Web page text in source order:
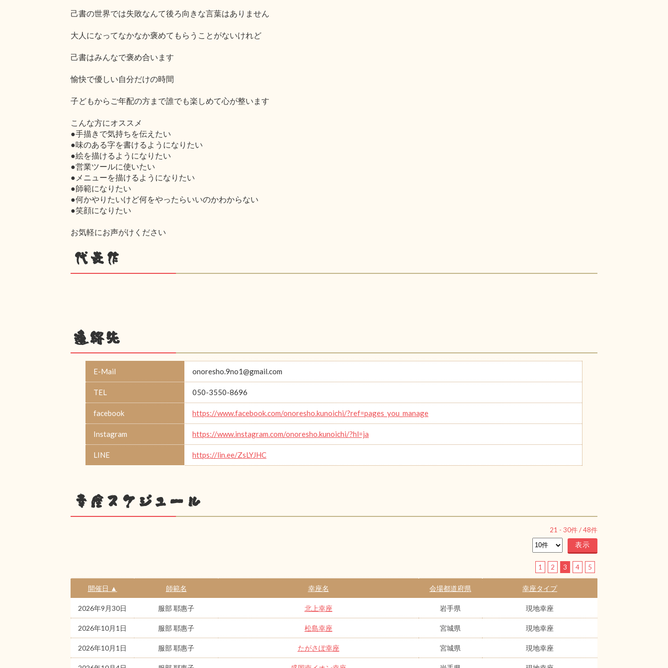
己書の世界では失敗なんて後ろ向きな言葉はありません
大人になってなかなか褒めてもらうことがないけれど
己書はみんなで褒め合います
愉快で優しい自分だけの時間
子どもからご年配の方まで誰でも楽しめて心が整います
こんな方にオススメ
●手描きで気持ちを伝えたい
●味のある字を書けるようになりたい
●絵を描けるようになりたい
●営業ツールに使いたい
●メニューを描けるようになりたい
●師範になりたい
●何かやりたいけど何をやったらいいのかわからない
●笑顔になりたい
お気軽にお声がけください
代表作
連絡先
E-Mail onoresho.9no1@gmail.com
TEL 050-3550-8696
facebook https://www.facebook.com/onoresho.kunoichi/?ref=pages_you_manage
Instagram https://www.instagram.com/onoresho.kunoichi/?hl=ja
LINE https://lin.ee/ZsLYJHC
幸座スケジュール
21 - 30件 /48件
1 2 3 4 5
開催日 ▲ 師範名 幸座名 会場都道府県 幸座タイプ
2026年9月30日 服部 耶惠子 北上幸座 岩手県 現地幸座
2026年10月1日 服部 耶惠子 松島幸座 宮城県 現地幸座
2026年10月1日 服部 耶惠子 たがさぽ幸座 宮城県 現地幸座